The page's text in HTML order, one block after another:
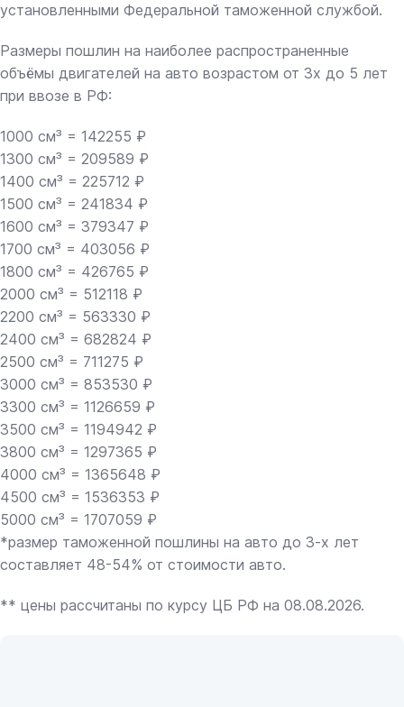
установленными Федеральной таможенной службой.
Размеры пошлин на наиболее распространенные
объёмы двигателей на авто возрастом от 3х до 5 лет
при ввозе в РФ:
1000 см³ = 142255 ₽
1300 см³ = 209589 ₽
1400 см³ = 225712 ₽
1500 см³ = 241834 ₽
1600 см³ = 379347 ₽
1700 см³ = 403056 ₽
1800 см³ = 426765 ₽
2000 см³ = 512118 ₽
2200 см³ = 563330 ₽
2400 см³ = 682824 ₽
2500 см³ = 711275 ₽
3000 см³ = 853530 ₽
3300 см³ = 1126659 ₽
3500 см³ = 1194942 ₽
3800 см³ = 1297365 ₽
4000 см³ = 1365648 ₽
4500 см³ = 1536353 ₽
5000 см³ = 1707059 ₽
*размер таможенной пошлины на авто до 3-х лет
составляет 48-54% от стоимости авто.
** цены рассчитаны по курсу ЦБ РФ на 08.08.2026.